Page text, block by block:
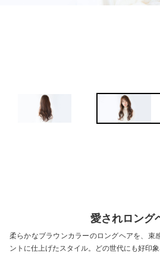
愛されロング
柔らかなブラウンカラーのロングヘアを、束
ントに仕上げたスタイル。どの世代にも好印象